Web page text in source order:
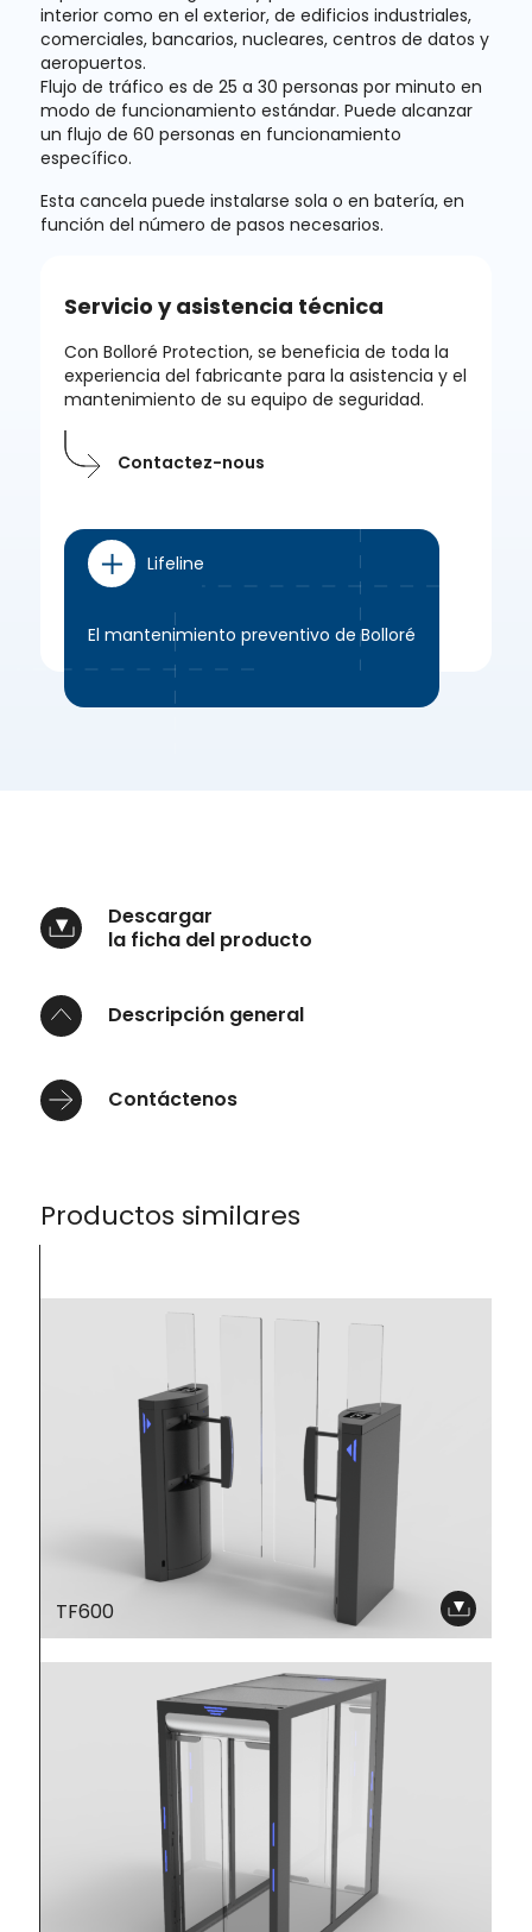
interiorcomo en el exterior, de edificios industriales,
comerciales, bancarios, nucleares, centros de datos y
aeropuertos.
Flujo de tráfico es de 25 a 30 personas por minuto en
modo de funcionamiento estándar. Puede alcanzar
un flujo de 60 personas en funcionamiento
específico.
Esta cancela puede instalarse sola o en batería, en
función del número de pasos necesarios.
Servicio y asistencia técnica
Con Bolloré Protection, se beneficia de toda la
experiencia del fabricante para la asistencia y el
mantenimiento de su equipo de seguridad.
Contactez-nous
Lifeline
El mantenimiento preventivo de Bolloré
Descargar
la ficha del producto
Descripción general
Contáctenos
Productos similares
TF600